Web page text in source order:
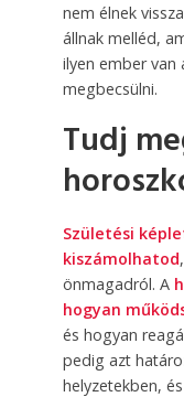
nem élnek
állnak melléd,
ilyen ember van
megbecsülni.
Tudj
Születési
kiszámolhatod
önmagadról. A
hogyan
és hogyan
pedig azt
helyzetekben,